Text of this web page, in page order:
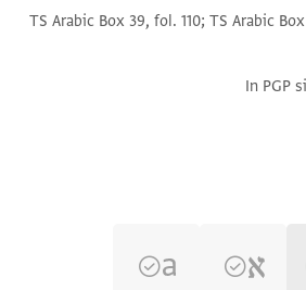
TS Arabic Box 39, fol. 110; TS Arabic
In PGP